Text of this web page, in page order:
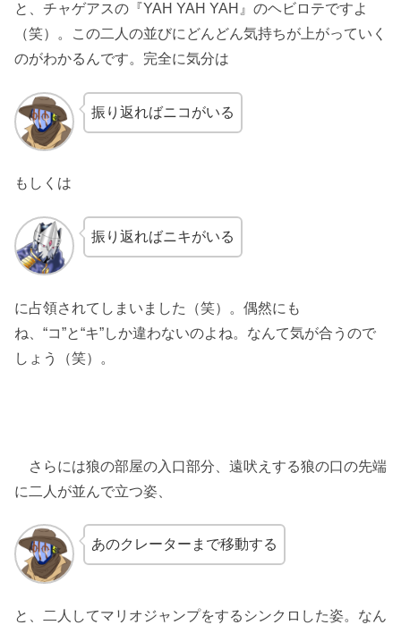
と、チャゲアスの『YAH YAH YAH』のヘビロテですよ
（笑）。この二人の並びにどんどん気持ちが上がっていく
のがわかるんです。完全に気分は
振り返ればニコがいる
もしくは
振り返ればニキがいる
に占領されてしまいました（笑）。偶然にも
ね、“コ”と“キ”しか違わないのよね。なんて気が合うので
しょう（笑）。
さらには狼の部屋の入口部分、遠吠えする狼の口の先端
に二人が並んで立つ姿、
あのクレーターまで移動する
と、二人してマリオジャンプをするシンクロした姿。なん